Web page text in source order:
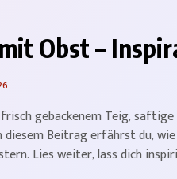
Obst –
gebackenem Teig, saftige
diesem Beitrag erfährst du,
Lies weiter, lass dich